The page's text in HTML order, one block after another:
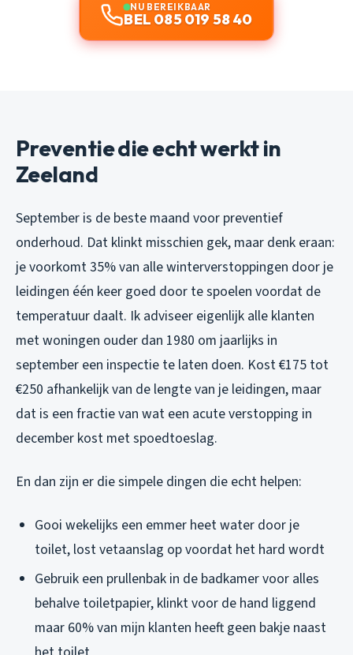
NU BEREIKBAAR
BEL 085 019 58 40
Preventie die echt werkt in
Zeeland
September is de beste maand voor preventief
onderhoud. Dat klinkt misschien gek, maar denk eraan:
je voorkomt 35% van alle winterverstoppingen door je
leidingen één keer goed door te spoelen voordat de
temperatuur daalt. Ik adviseer eigenlijk alle klanten
met woningen ouder dan 1980 om jaarlijks in
september een inspectie te laten doen. Kost €175 tot
€250 afhankelijk van de lengte van je leidingen, maar
dat is een fractie van wat een acute verstopping in
december kost met spoedtoeslag.
En dan zijn er die simpele dingen die echt helpen:
Gooi wekelijks een emmer heet water door je
toilet, lost vetaanslag op voordat het hard wordt
Gebruik een prullenbak in de badkamer voor alles
behalve toiletpapier, klinkt voor de hand liggend
maar 60% van mijn klanten heeft geen bakje naast